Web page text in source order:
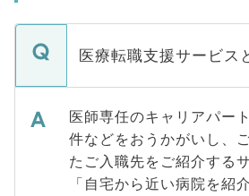
医療転職支援サービス
医師専任のキャリアパー
件などをおうかがいし、
たご入職先をご紹介する
「自宅から近い病院を紹